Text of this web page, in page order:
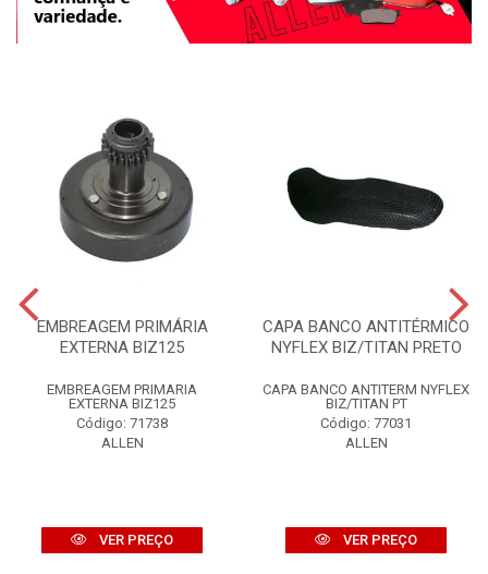
EMBREAGEM PRIMÁRIA
EXTERNA BIZ125
EMBREAGEM PRIMARIA
EXTERNA BIZ125
Código: 71738
ALLEN
VER PREÇO
CAPA BANCO ANTITÉRMICO
NYFLEX BIZ/TITAN PRETO
CAPA BANCO ANTITERM NYFLEX
BIZ/TITAN PT
Código: 77031
ALLEN
VER PREÇO